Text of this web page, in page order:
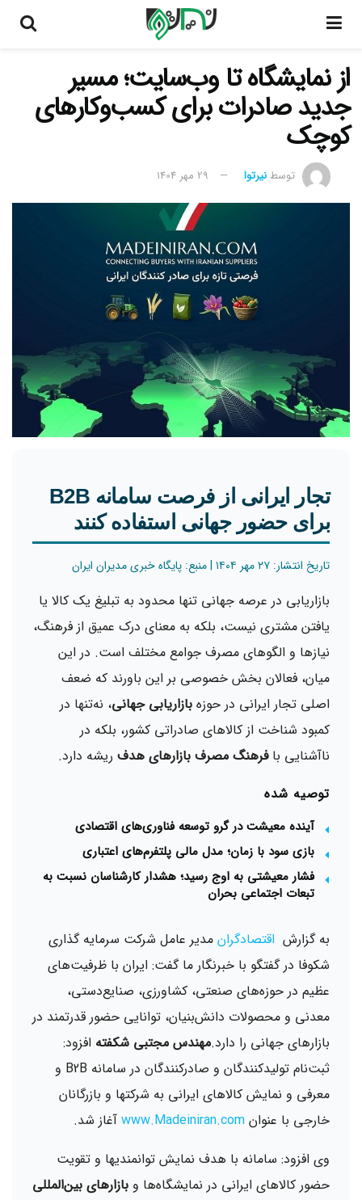
از نمایشگاه تا وب‌سایت؛ مسیر
جدید صادرات برای کسب‌وکارهای
کوچک
توسطنیرتوا 29 مهر 1404
تجار ایرانی از فرصت سامانه B2B
برای حضور جهانی استفاده کنند
تاریخ انتشار: ۲۷ مهر ۱۴۰۴ | منبع: پایگاه خبری مدیران ایران
بازاریابی در عرصه جهانی تنها محدود به تبلیغ یک کالا یا
یافتن مشتری نیست، بلکه به معنای درک عمیق از فرهنگ،
نیازها و الگوهای مصرف جوامع مختلف است. در این
میان، فعالان بخش خصوصی بر این باورند که ضعف
اصلی تجار ایرانی در حوزه بازاریابی جهانی، نه‌تنها در
کمبود شناخت از کالاهای صادراتی کشور، بلکه در
ناآشنایی با فرهنگ مصرف بازارهای هدف ریشه دارد.
توصیه شده
آینده معیشت در گرو توسعه فناوری‌های اقتصادی
بازی سود با زمان؛ مدل مالی پلتفرم‌های اعتباری
فشار معیشتی به اوج رسید؛ هشدار کارشناسان نسبت به
تبعات اجتماعی بحران
به گزارش اقتصادگران مدیر عامل شرکت سرمایه گذاری
شکوفا در گفتگو با خبرنگار ما گفت: ایران با ظرفیت‌های
عظیم در حوزه‌های صنعتی، کشاورزی، صنایع‌دستی،
معدنی و محصولات دانش‌بنیان، توانایی حضور قدرتمند در
بازارهای جهانی را دارد.مهندس مجتبی شکفته افزود:
ثبت‌نام تولیدکنندگان و صادرکنندگان در سامانه B2B و
معرفی و نمایش کالاهای ایرانی به شرکتها و بازرگانان
خارجی با عنوان
آغاز شد.
وی افزود: سامانه با هدف نمایش توانمندیها و تقویت
حضور کالاهای ایرانی در نمایشگاه‌ها و بازارهای بین‌المللی